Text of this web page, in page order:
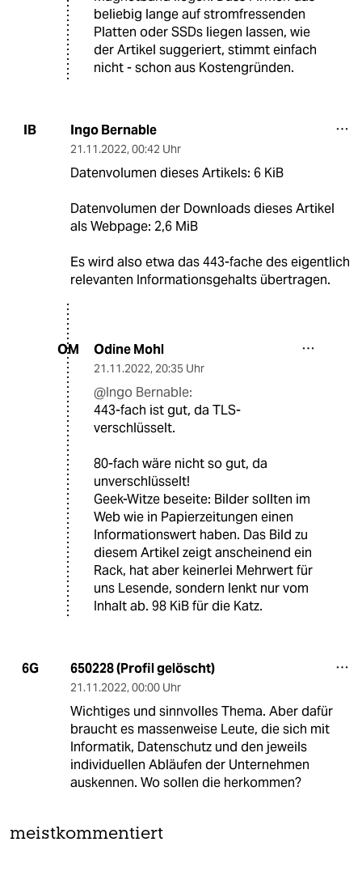
beliebig lange auf stromfressenden
Platten oder SSDs liegen lassen, wie
der Artikel suggeriert, stimmt einfach
nicht - schon aus Kostengründen.
IB Ingo Bernable
21.11.2022, 00:42 Uhr
Datenvolumen dieses Artikels: 6 KiB
Datenvolumen der Downloads dieses Artikel
als Webpage: 2,6 MiB
Es wird also etwa das 443-fache des eigentlich
relevanten Informationsgehalts übertragen.
OM Odine Mohl
21.11.2022, 20:35 Uhr
@Ingo Bernable:
443-fach ist gut, da TLS-
verschlüsselt.
80-fach wäre nicht so gut, da
unverschlüsselt!
Geek-Witze beseite: Bilder sollten im
Web wie in Papierzeitungen einen
Informationswert haben. Das Bild zu
diesem Artikel zeigt anscheinend ein
Rack, hat aber keinerlei Mehrwert für
uns Lesende, sondern lenkt nur vom
Inhalt ab. 98 KiB für die Katz.
6G 650228 (Profil gelöscht)
21.11.2022, 00:00 Uhr
Wichtiges und sinnvolles Thema. Aber dafür
braucht es massenweise Leute, die sich mit
Informatik, Datenschutz und den jeweils
individuellen Abläufen der Unternehmen
auskennen. Wo sollen die herkommen?
meistkommentiert